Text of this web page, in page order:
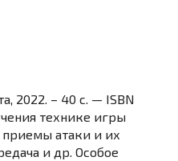
2022. – 40 с. — ISBN
технике игры
приемы атаки и их
и др. Особое